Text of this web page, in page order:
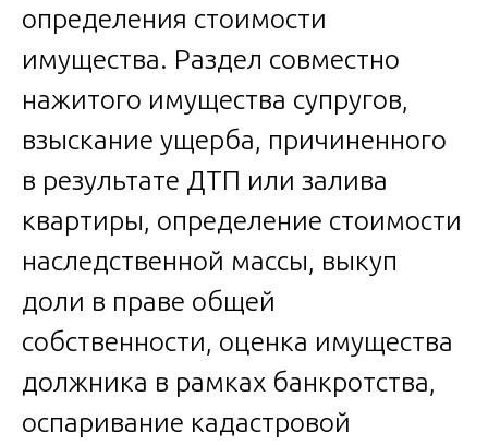
определения стоимости
имущества. Раздел совместно
нажитого имущества супругов,
взыскание ущерба, причиненного
в результате ДТП или залива
квартиры, определение стоимости
наследственной массы, выкуп
доли в праве общей
собственности, оценка имущества
должника в рамках банкротства,
оспаривание кадастровой